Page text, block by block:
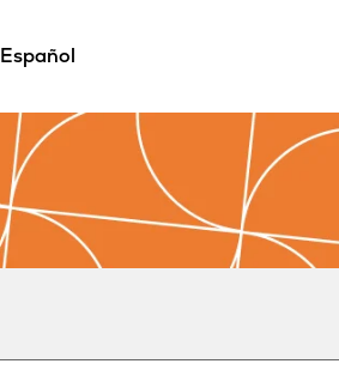
Español